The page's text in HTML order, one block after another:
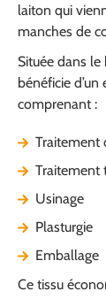
laiton qui
manches de
Située dans le
bénéficie
comprenant :
Traitement
Traitement
Usinage
Plasturgie
Emballage
Ce tissu